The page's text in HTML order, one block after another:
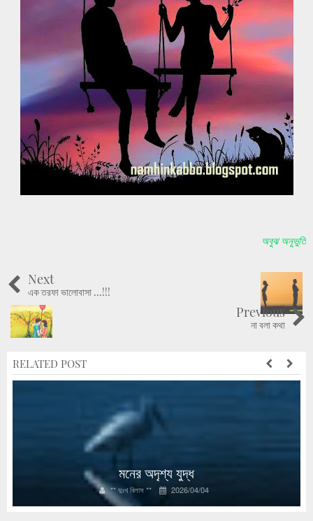
অবুঝ অনুভুতি
Next
এক তরফা ভালোবাসা ...!!!
Previous
না বলা কথা
RELATED POST
মনের অদৃশ্য যুদ্ধ
** দুঃখ বিলাস ** 2026/04/04